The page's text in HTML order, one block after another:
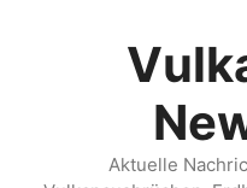
Aktuelle